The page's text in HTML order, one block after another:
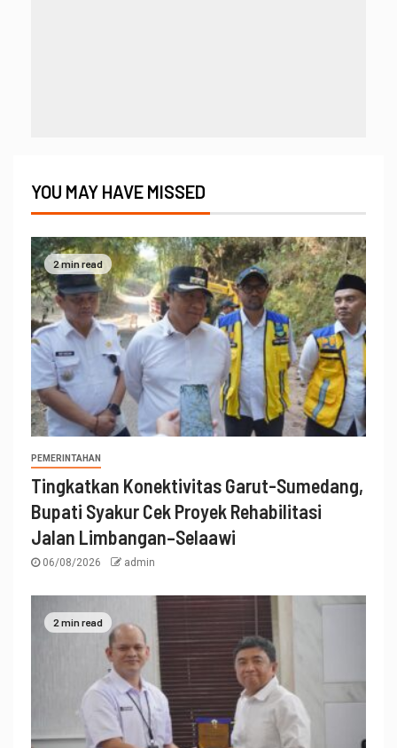
YOU MAY HAVE MISSED
2 min read
PEMERINTAHAN
Tingkatkan Konektivitas Garut-Sumedang,
Bupati Syakur Cek Proyek Rehabilitasi
Jalan Limbangan–Selaawi
06/08/2026 admin
2 min read